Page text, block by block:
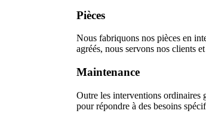
Pièces
Nous fabriquons nos pièces en
agréés, nous servons nos clients
Maintenance
Outre les interventions ordinaires
pour répondre à des besoins